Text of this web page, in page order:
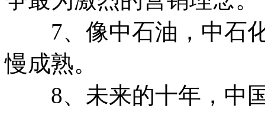
7、像中石油，中石化
慢成熟。
8、未来的十年，中国